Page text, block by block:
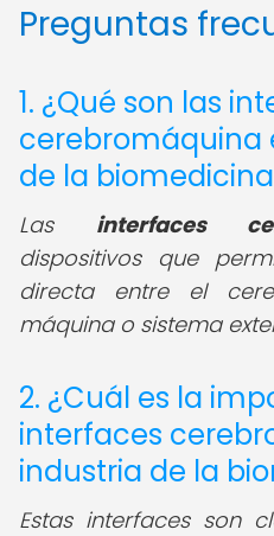
Preguntas
1. ¿Qué son las
cerebromáquina
de la
Las interfaces
dispositivos que
directa entre el
máquina o sistema
2. ¿Cuál es la
interfaces
industria de la
Estas interfaces son